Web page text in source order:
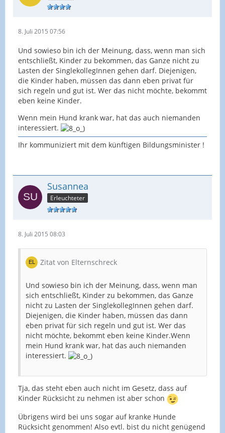
8. Juli 2015 07:56
Und sowieso bin ich der Meinung, dass, wenn man sich
entschließt, Kinder zu bekommen, das Ganze nicht zu
Lasten der SinglekollegInnen gehen darf. Diejenigen,
die Kinder haben, müssen das dann eben privat für
sich regeln und gut ist. Wer das nicht möchte, bekommt
eben keine Kinder.
Wenn mein Hund krank war, hat das auch niemanden
interessiert.
Ihr kommuniziert mit dem künftigen Bildungsminister !
Susannea
Erleuchteter
8. Juli 2015 08:03
Zitat von Elternschreck
Und sowieso bin ich der Meinung, dass, wenn man
sich entschließt, Kinder zu bekommen, das Ganze
nicht zu Lasten der SinglekollegInnen gehen darf.
Diejenigen, die Kinder haben, müssen das dann
eben privat für sich regeln und gut ist. Wer das
nicht möchte, bekommt eben keine Kinder.Wenn
mein Hund krank war, hat das auch niemanden
interessiert.
Tja, das steht eben auch nicht im Gesetz, dass auf
Kinder Rücksicht zu nehmen ist aber schon
Übrigens wird bei uns sogar auf kranke Hunde
Rücksicht genommen! Also evtl. bist du nicht genügend